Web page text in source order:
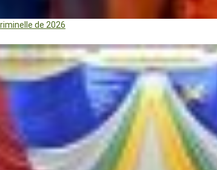
de 2026